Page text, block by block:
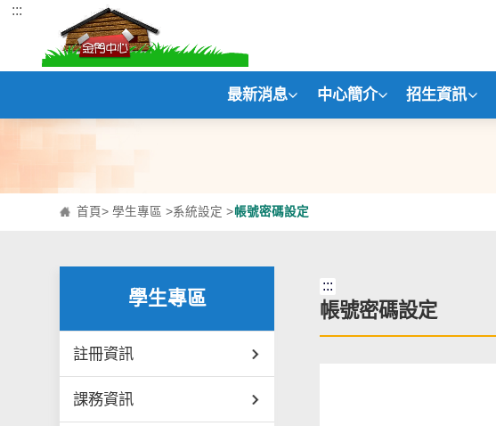
跳到主要內容區塊
:::
最新消息 中心簡介 招生資訊
首頁>學生專區 >系統設定 >帳號密碼設定
學生專區
註冊資訊
課務資訊
:::
帳號密碼設定